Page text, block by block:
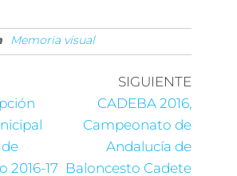
Memoria visual
2016-17
SIGUIENTE
CADEBA 2016,
Campeonato de
Andalucía de
Baloncesto Cadete